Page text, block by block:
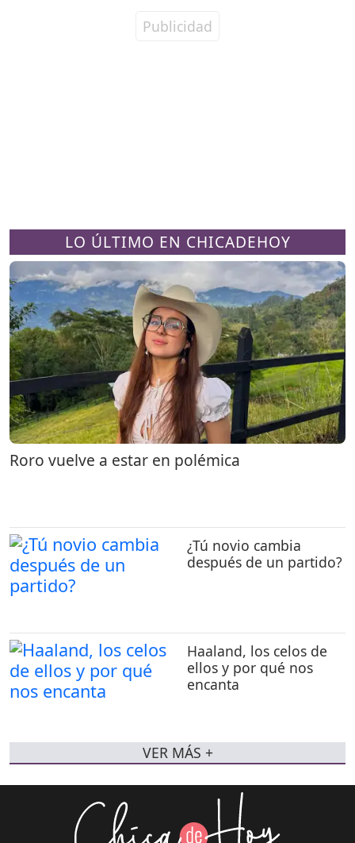
LO ÚLTIMO EN CHICADEHOY
Roro vuelve a estar en polémica
¿Tú novio cambia
después de un partido?
Haaland, los celos de
ellos y por qué nos
encanta
VER MÁS +